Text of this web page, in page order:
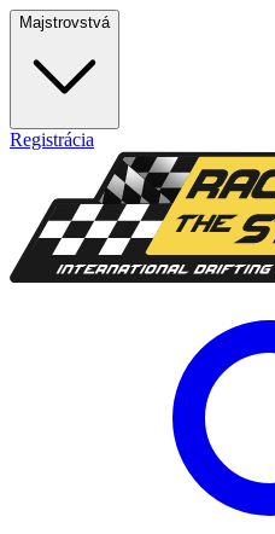
Majstrovstvá
Registrácia